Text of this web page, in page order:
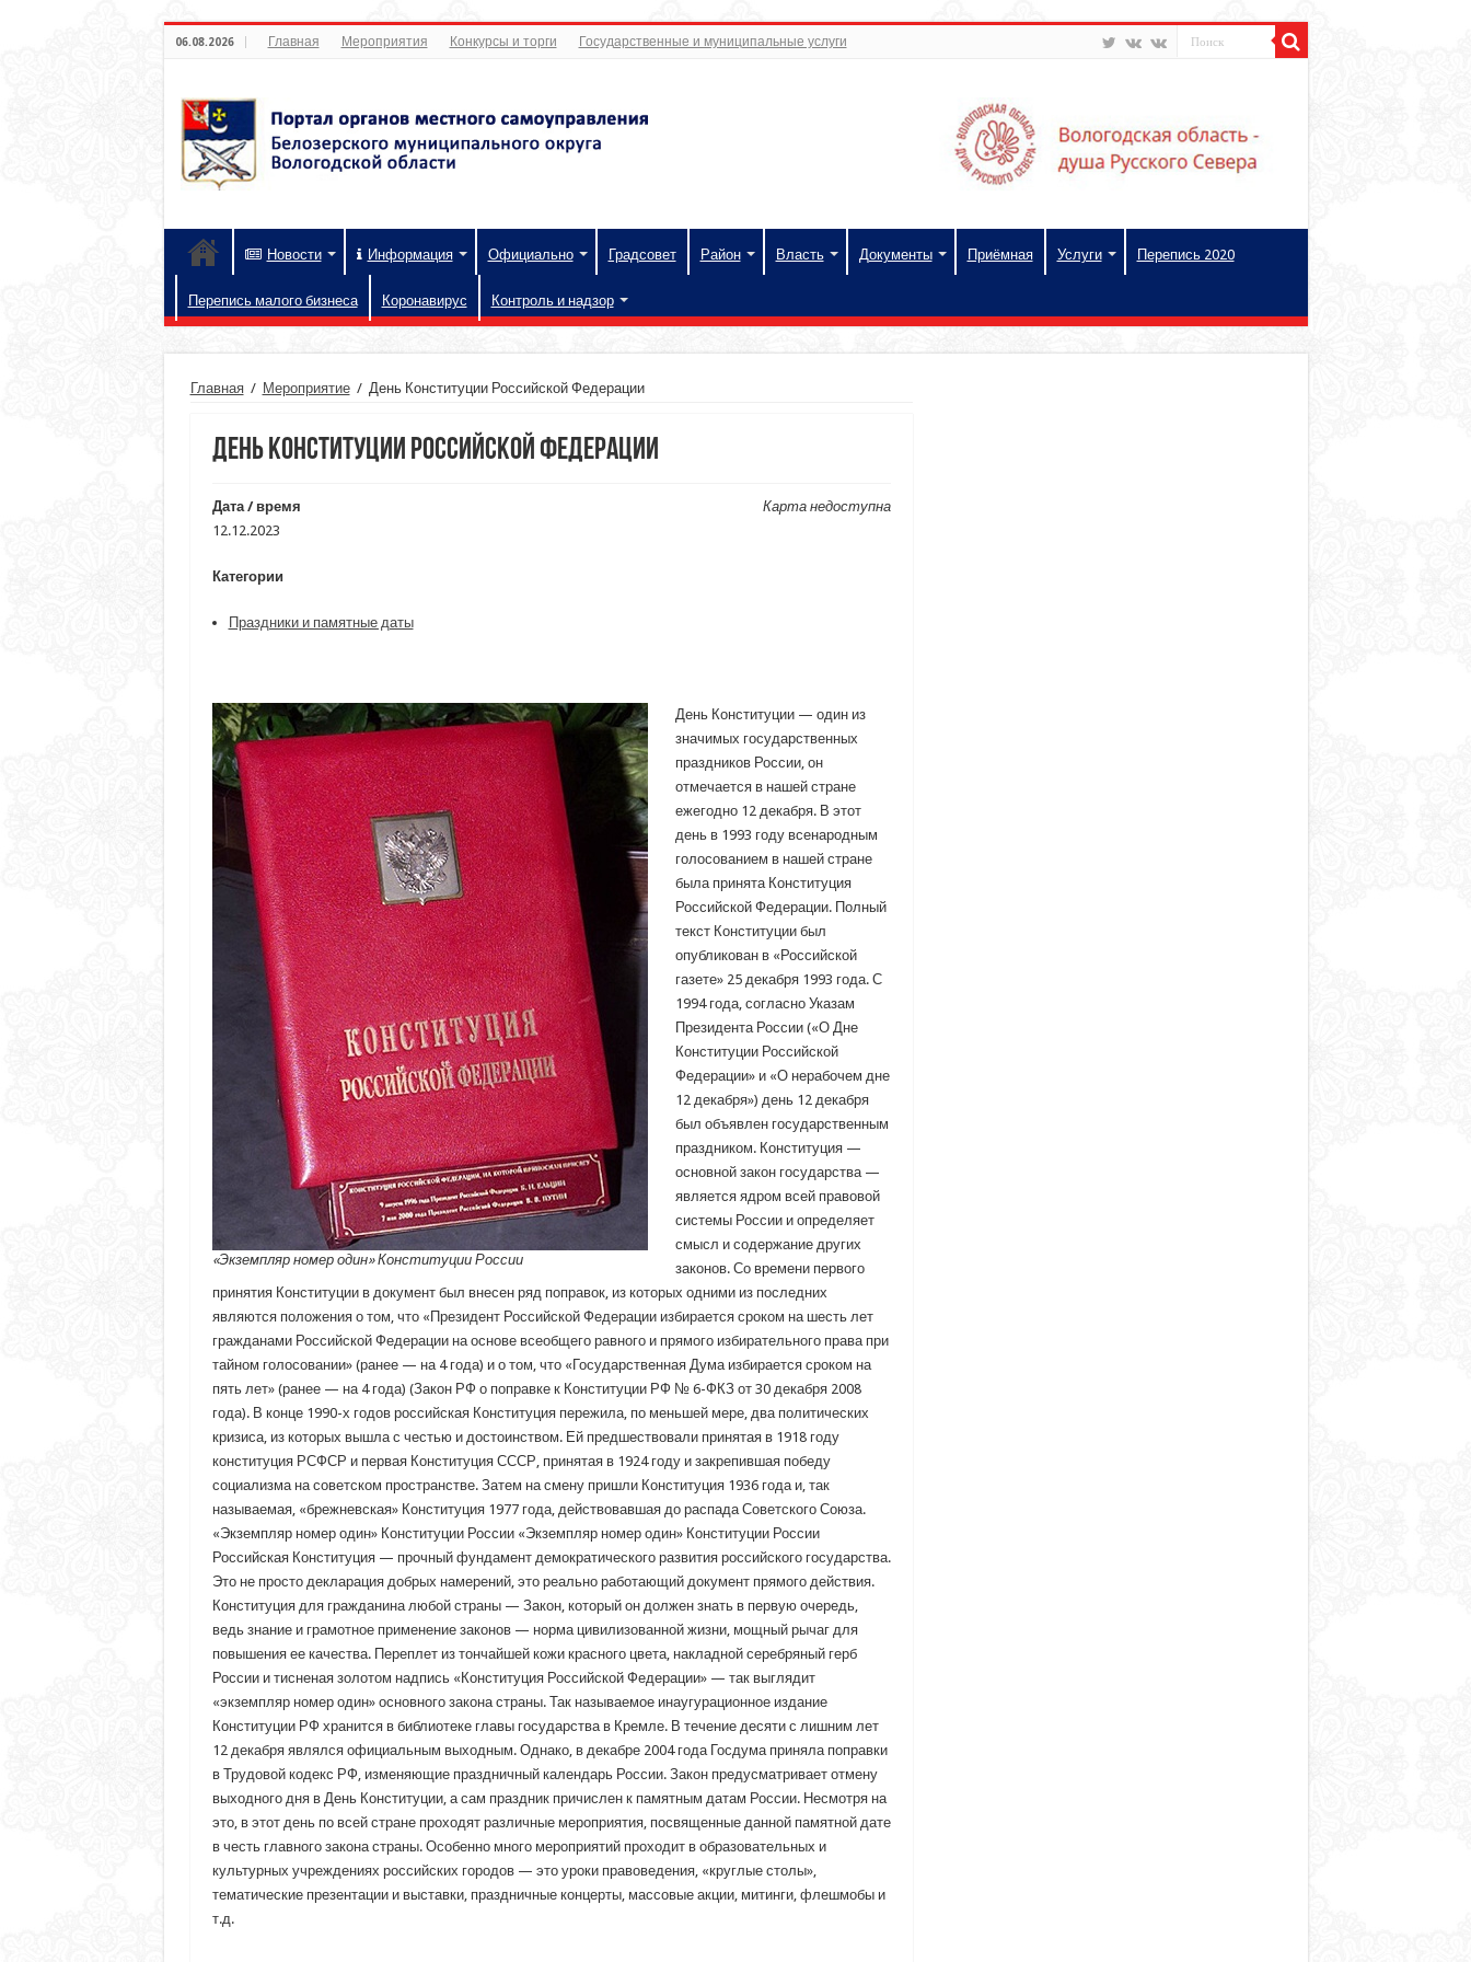
06.08.2026 Главная Мероприятия Конкурсы и торги Государственные и муниципальные услуги
Новости Информация Официально Градсовет Район Власть Документы Приёмная Услуги Перепись 2020
Перепись малого бизнеса Коронавирус Контроль и надзор
Главная / Мероприятие / День Конституции Российской Федерации
День Конституции Российской Федерации
Карта недоступна
Дата / время
12.12.2023
Категории
Праздники и памятные даты
«Экземпляр номер один» Конституции России
День Конституции — один из
значимых государственных
праздников России, он
отмечается в нашей стране
ежегодно 12 декабря. В этот
день в 1993 году всенародным
голосованием в нашей стране
была принята Конституция
Российской Федерации. Полный
текст Конституции был
опубликован в «Российской
газете» 25 декабря 1993 года. С
1994 года, согласно Указам
Президента России («О Дне
Конституции Российской
Федерации» и «О нерабочем дне
12 декабря») день 12 декабря
был объявлен государственным
праздником. Конституция —
основной закон государства —
является ядром всей правовой
системы России и определяет
смысл и содержание других
законов. Со времени первого
принятия Конституции в документ был внесен ряд поправок, из которых одними из последних
являются положения о том, что «Президент Российской Федерации избирается сроком на шесть лет
гражданами Российской Федерации на основе всеобщего равного и прямого избирательного права при
тайном голосовании» (ранее — на 4 года) и о том, что «Государственная Дума избирается сроком на
пять лет» (ранее — на 4 года) (Закон РФ о поправке к Конституции РФ № 6-ФКЗ от 30 декабря 2008
года). В конце 1990-х годов российская Конституция пережила, по меньшей мере, два политических
кризиса, из которых вышла с честью и достоинством. Ей предшествовали принятая в 1918 году
конституция РСФСР и первая Конституция СССР, принятая в 1924 году и закрепившая победу
социализма на советском пространстве. Затем на смену пришли Конституция 1936 года и, так
называемая, «брежневская» Конституция 1977 года, действовавшая до распада Советского Союза.
«Экземпляр номер один» Конституции России «Экземпляр номер один» Конституции России
Российская Конституция — прочный фундамент демократического развития российского государства.
Это не просто декларация добрых намерений, это реально работающий документ прямого действия.
Конституция для гражданина любой страны — Закон, который он должен знать в первую очередь,
ведь знание и грамотное применение законов — норма цивилизованной жизни, мощный рычаг для
повышения ее качества. Переплет из тончайшей кожи красного цвета, накладной серебряный герб
России и тисненая золотом надпись «Конституция Российской Федерации» — так выглядит
«экземпляр номер один» основного закона страны. Так называемое инаугурационное издание
Конституции РФ хранится в библиотеке главы государства в Кремле. В течение десяти с лишним лет
12 декабря являлся официальным выходным. Однако, в декабре 2004 года Госдума приняла поправки
в Трудовой кодекс РФ, изменяющие праздничный календарь России. Закон предусматривает отмену
выходного дня в День Конституции, а сам праздник причислен к памятным датам России. Несмотря на
это, в этот день по всей стране проходят различные мероприятия, посвященные данной памятной дате
в честь главного закона страны. Особенно много мероприятий проходит в образовательных и
культурных учреждениях российских городов — это уроки правоведения, «круглые столы»,
тематические презентации и выставки, праздничные концерты, массовые акции, митинги, флешмобы и
т.д.